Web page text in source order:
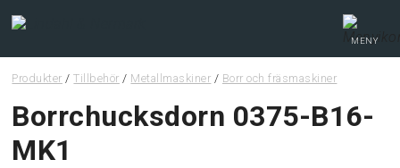
MENY
Webshop
Produkter /Tillbehör / Metallmaskiner / Borr och fräsmaskiner
Borrchucksdorn 0375-B16-
MK1